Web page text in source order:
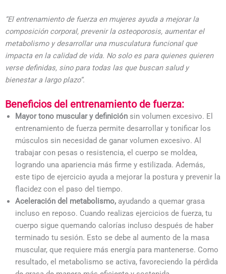
“El entrenamiento de fuerza en mujeres ayuda a mejorar la
composición corporal, prevenir la osteoporosis, aumentar el
metabolismo y desarrollar una musculatura funcional que
impacta en la calidad de vida. No solo es para quienes quieren
verse definidas, sino para todas las que buscan salud y
bienestar a largo plazo”.
Beneficios del entrenamiento de fuerza:
Mayor tono muscular y definición sin volumen excesivo. El
entrenamiento de fuerza permite desarrollar y tonificar los
músculos sin necesidad de ganar volumen excesivo. Al
trabajar con pesas o resistencia, el cuerpo se moldea,
logrando una apariencia más firme y estilizada. Además,
este tipo de ejercicio ayuda a mejorar la postura y prevenir la
flacidez con el paso del tiempo.
Aceleración del metabolismo, ayudando a quemar grasa
incluso en reposo. Cuando realizas ejercicios de fuerza, tu
cuerpo sigue quemando calorías incluso después de haber
terminado tu sesión. Esto se debe al aumento de la masa
muscular, que requiere más energía para mantenerse. Como
resultado, el metabolismo se activa, favoreciendo la pérdida